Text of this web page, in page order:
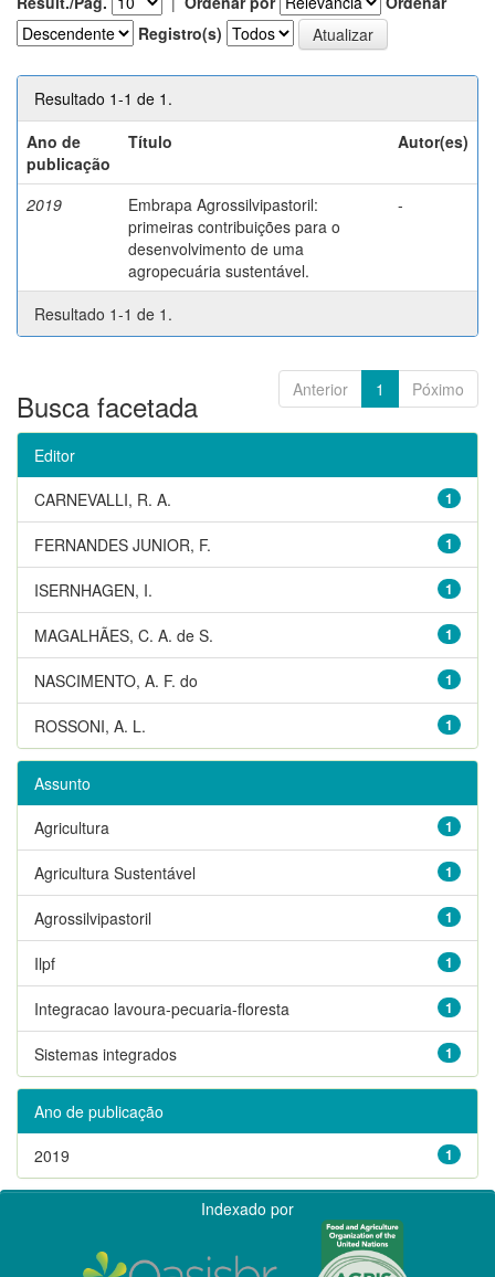
Registro(s)
Resultado 1-1 de 1.
Ano de
publicação
Título Autor(es)
2019
Embrapa Agrossilvipastoril:
primeiras contribuições para o
desenvolvimento de uma
agropecuária sustentável.
-
Resultado 1-1 de 1.
Anterior 1 Póximo
Busca facetada
Editor
1
CARNEVALLI, R. A.
1
FERNANDES JUNIOR, F.
1
ISERNHAGEN, I.
1
MAGALHÃES, C. A. de S.
1
NASCIMENTO, A. F. do
1
ROSSONI, A. L.
Assunto
1
Agricultura
1
Agricultura Sustentável
1
Agrossilvipastoril
1
Ilpf
1
Integracao lavoura-pecuaria-floresta
1
Sistemas integrados
Ano de publicação
1
2019
Indexado por